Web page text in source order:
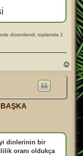
düzenlendi, toplamda 1
a
dinlerinin bir
oranı oldukça